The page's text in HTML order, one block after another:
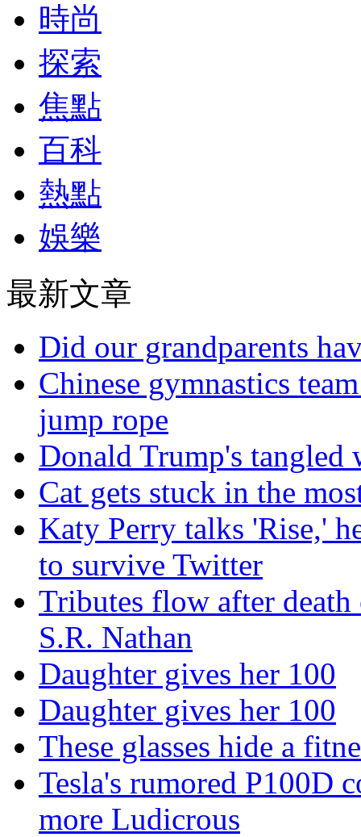
時尚
探索
焦點
百科
熱點
娛樂
最新文章
Did our grandparents
Chinese gymnastics
jump rope
Donald Trump's tangled
Cat gets stuck in the
Katy Perry talks 'Rise,'
to survive Twitter
Tributes flow after
S.R. Nathan
Daughter gives her 100
Daughter gives her 100
These glasses hide a
Tesla's rumored P100D
more Ludicrous